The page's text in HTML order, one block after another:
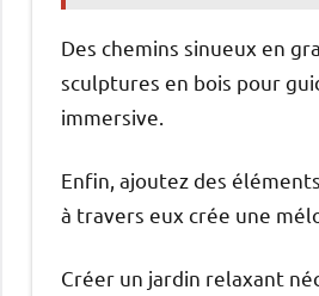
Des chemins sinueux en
sculptures en bois pour
immersive.
Enfin, ajoutez des
à travers eux crée une
Créer un jardin relaxant